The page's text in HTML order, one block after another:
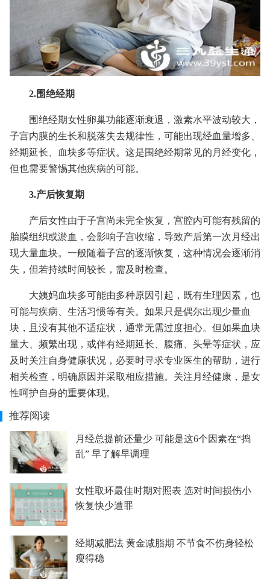
2.围绝经期
围绝经期女性卵巢功能逐渐衰退，激素水平波动较大，
子宫内膜的生长和脱落失去规律性，可能出现经血量增多、
经期延长、血块多等症状。这是围绝经期常见的月经变化，
但也需要警惕其他疾病的可能。
3.产后恢复期
产后女性由于子宫尚未完全恢复，宫腔内可能有残留的
胎膜组织或淤血，会影响子宫收缩，导致产后第一次月经出
现大量血块。一般随着子宫的逐渐恢复，这种情况会逐渐消
失，但若持续时间较长，需及时检查。
大姨妈血块多可能由多种原因引起，既有生理因素，也
可能与疾病、生活习惯等有关。如果只是偶尔出现少量血
块，且没有其他不适症状，通常无需过度担心。但如果血块
量大、频繁出现，或伴有经期延长、腹痛、头晕等症状，应
及时关注自身健康状况，必要时寻求专业医生的帮助，进行
相关检查，明确原因并采取相应措施。关注月经健康，是女
性呵护自身的重要体现。
推荐阅读
月经总提前还量少 可能是这6个因素在“捣
乱” 早了解早调理
女性取环最佳时期对照表 选对时间损伤小
恢复快少遭罪
经期减肥法 黄金减脂期 不节食不伤身轻松
瘦得稳